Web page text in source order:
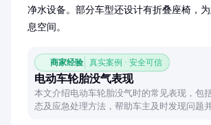
净水设备。部分车型还设计有折叠座椅，
息空间。
商家经验 真实案例 · 安全可信
电动车轮胎没气表现
本文介绍电动车轮胎没气时的常见表现，包
态及应急处理方法，帮助车主及时发现问题